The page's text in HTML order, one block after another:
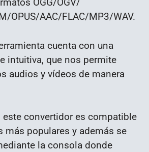
OPUS/AAC/FLAC/MP3/WAV.
cuenta con una
intuitiva, que nos permite
audios y vídeos de manera
este convertidor es compatible
populares y además se
la consola donde